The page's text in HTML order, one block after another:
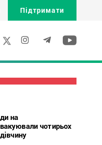
Підтримати
на
чотирьох